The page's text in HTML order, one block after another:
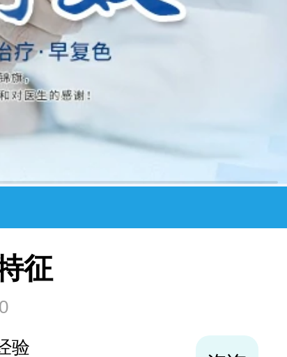
征